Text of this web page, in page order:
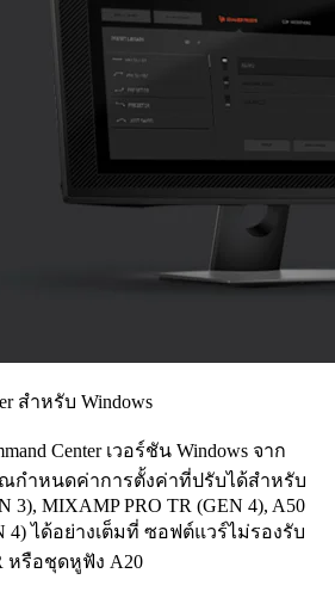
สำหรับ Windows
Center เวอร์ชัน Windows จาก
ณกำหนดค่าการตั้งค่าที่ปรับได้สำหรับ
3), MIXAMP PRO TR (GEN 4), A50
4) ได้อย่างเต็มที่ ซอฟต์แวร์ไม่รองรับ
หรือชุดหูฟัง A20